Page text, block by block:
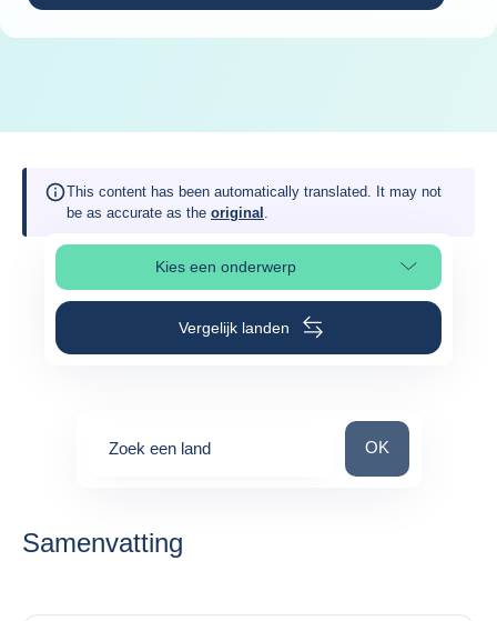
This content has been automatically translated. It may not
be as accurate as the original .
Kies een onderwerp
Selecteer paginasectie
Vergelijk landen
Zoek een land Zoek een land
OK
Samenvatting